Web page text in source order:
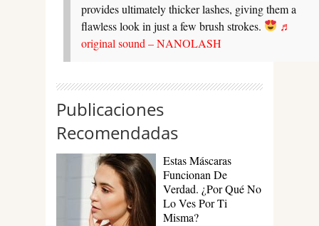
provides ultimately thicker lashes, giving them a
flawless look in just a few brush strokes.
♬
original sound – NANOLASH
Publicaciones
Recomendadas
Estas Máscaras
Funcionan De
Verdad. ¿Por Qué No
Lo Ves Por Ti
Misma?